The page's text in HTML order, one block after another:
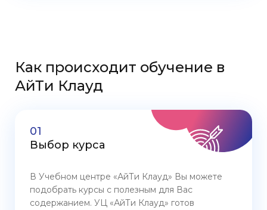
Как происходит обучение в
АйТи Клауд
01
Выбор курса
В Учебном центре «АйТи Клауд» Вы можете
подобрать курсы с полезным для Вас
содержанием. УЦ «АйТи Клауд» готов